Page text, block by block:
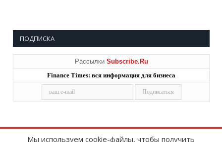
ПОДПИСКА
Рассылки Subscribe.Ru
Finance Times: вся информация для бизнеса
Мы используем cookie-файлы, чтобы получить